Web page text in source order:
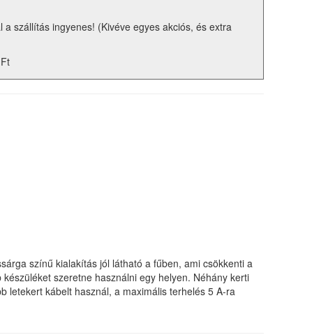
a szállítás ingyenes! (Kivéve egyes akciós, és extra
színű kialakítás jól látható a fűben, ami csökkenti a
szeretne használni egy helyen. Néhány kerti
letekert kábelt használ, a maximális terhelés 5 A-ra